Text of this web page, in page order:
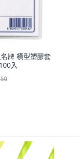
牌 橫型塑膠套
入